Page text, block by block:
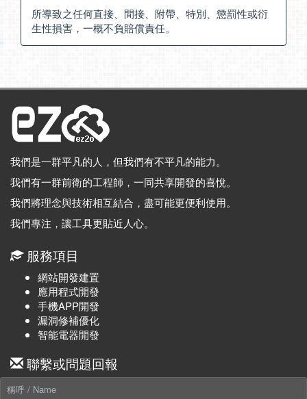
所導致之任何直接、間接、附帶、特別、懲罰性或衍
生性損害，一概不負賠償責任。
我們是一群平凡的人，但我們有不平凡的能力。
我們有一群前衛的工程師，一同共享開發的喜悅。
我們將理念與技術相互結合，盡可能更便利使用。
我們專注，讓工具更貼近人心。
服務項目
網站開發建置
應用程式開發
手機APP開發
漏洞修補優化
智能電器開發
聯繫或問題回報